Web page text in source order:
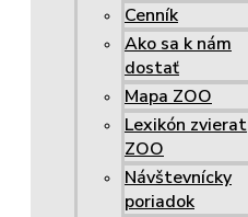
Cenník
Ako sa k nám
dostať
Mapa ZOO
Lexikón zvierat
ZOO
Návštevnícky
poriadok